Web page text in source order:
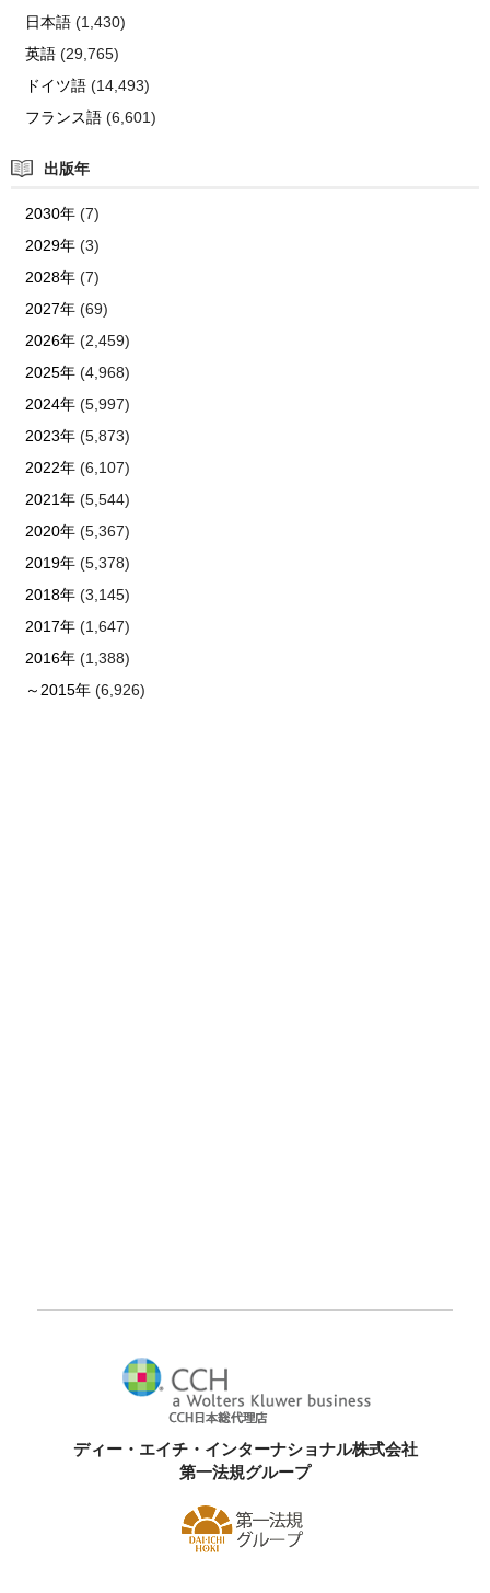
日本語(1,430)
英語(29,765)
ドイツ語(14,493)
フランス語(6,601)
出版年
2030年(7)
2029年(3)
2028年(7)
2027年(69)
2026年(2,459)
2025年(4,968)
2024年(5,997)
2023年(5,873)
2022年(6,107)
2021年(5,544)
2020年(5,367)
2019年(5,378)
2018年(3,145)
2017年(1,647)
2016年(1,388)
～2015年(6,926)
ディー・エイチ・インターナショナル株式会社
第一法規グループ